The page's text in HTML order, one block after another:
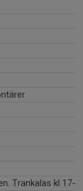
Trankalas kl 17-